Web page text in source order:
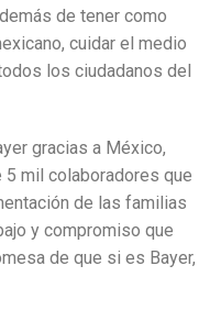
de tener como
cuidar el medio
los ciudadanos del
gracias a México,
5 mil colaboradores que
de las familias
y compromiso que
de que si es Bayer,